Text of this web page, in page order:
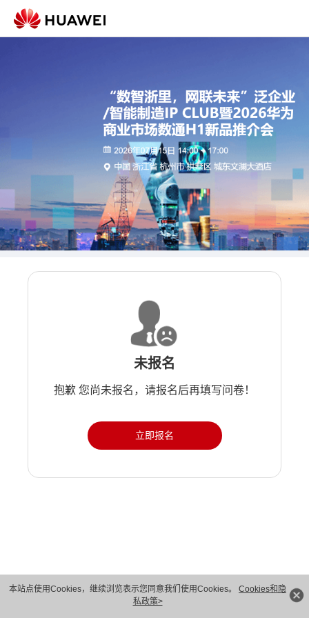
本站点使用Cookies，继续浏览表示您同意我们使用Cookies。 Cookies和隐
私政策>
未报名
抱歉 您尚未报名，请报名后再填写问卷！
立即报名
版权所有 © 华为技术有限公司 1998-2026。 保留一切权利。粤A2-20044005号
隐私保护
法律声明